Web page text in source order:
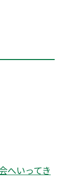
へいってき